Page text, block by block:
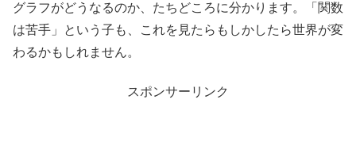
グラフがどうなるのか、たちどころに分かります。「関数
は苦手」という子も、これを見たらもしかしたら世界が変
わるかもしれません。
スポンサーリンク